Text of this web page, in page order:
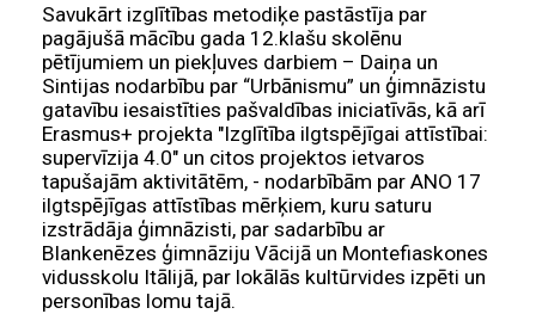
Savukārt izglītības metodiķe pastāstīja par
pagājušā mācību gada 12.klašu skolēnu
pētījumiem un piekļuves darbiem – Daiņa un
Sintijas nodarbību par “Urbānismu” un ģimnāzistu
gatavību iesaistīties pašvaldības iniciatīvās, kā arī
Erasmus+ projekta "Izglītība ilgtspējīgai attīstībai:
supervīzija 4.0" un citos projektos ietvaros
tapušajām aktivitātēm, - nodarbībām par ANO 17
ilgtspējīgas attīstības mērķiem, kuru saturu
izstrādāja ģimnāzisti, par sadarbību ar
Blankenēzes ģimnāziju Vācijā un Montefiaskones
vidusskolu Itālijā, par lokālās kultūrvides izpēti un
personības lomu tajā.